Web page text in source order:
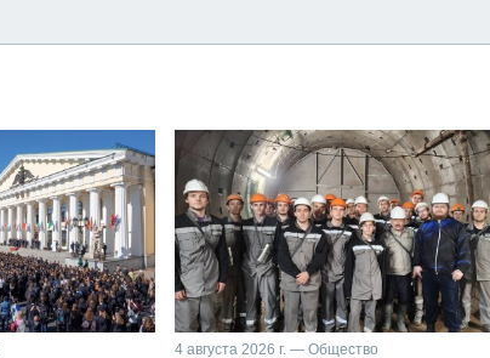
4 августа 2026 г. — Общество